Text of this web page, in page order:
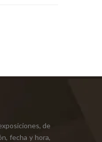
de
fecha y hora,